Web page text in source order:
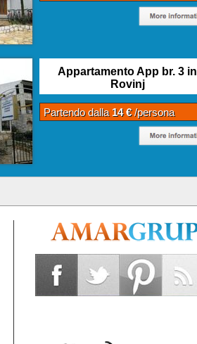
Appartamento App br. 3 in
Rovinj
Partendo dalla 14 €/persona